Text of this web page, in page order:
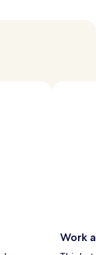
Work